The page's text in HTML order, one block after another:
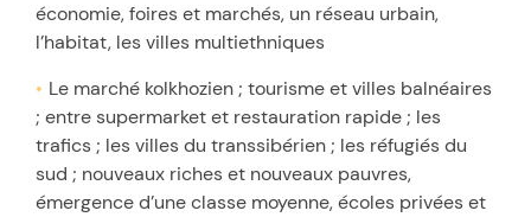
économie, foires et marchés, un réseau urbain,
l’habitat, les villes multiethniques
Le marché kolkhozien ; tourisme et villes balnéaires
; entre supermarket et restauration rapide ; les
trafics ; les villes du transsibérien ; les réfugiés du
sud ; nouveaux riches et nouveaux pauvres,
émergence d’une classe moyenne, écoles privées et